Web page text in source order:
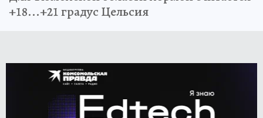
+18...+21 градус Цельсия